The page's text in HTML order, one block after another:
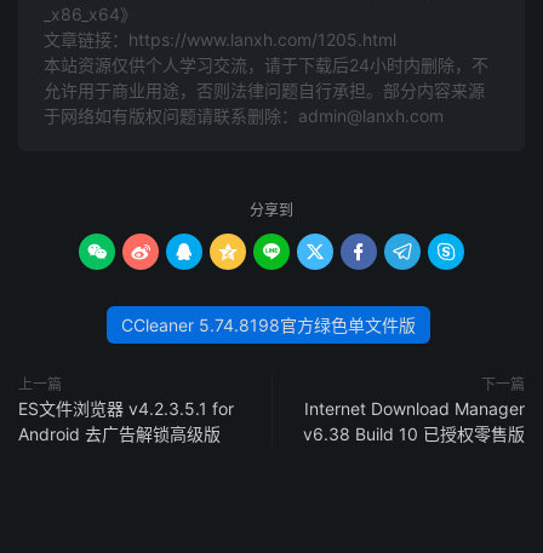
_x86_x64》
文章链接： https://www.lanxh.com/1205.html
本站资源仅供个人学习交流，请于下载后24小时内删除，不
允许用于商业用途，否则法律问题自行承担。部分内容来源
于网络如有版权问题请联系删除：admin@lanxh.com
分享到
        
CCleaner 5.74.8198官方绿色单文件版
上一篇
ES文件浏览器 v4.2.3.5.1 for
Android 去广告解锁高级版
下一篇
Internet Download Manager
v6.38 Build 10 已授权零售版